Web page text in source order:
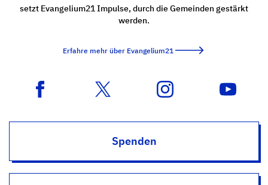
setzt Evangelium21 Impulse, durch die Gemeinden gestärkt
werden.
Erfahre mehr über Evangelium21
Spenden